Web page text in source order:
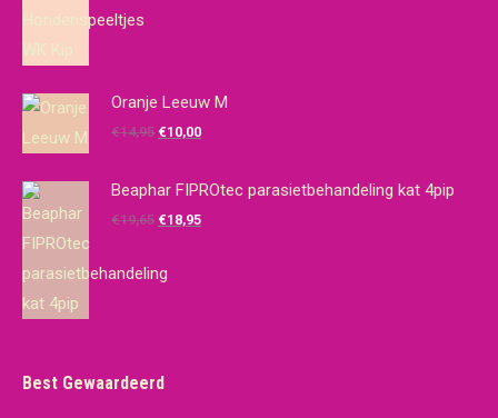
Oranje Leeuw M
€14,95 Oorspronkelijke
was:
€14,95.
€10,00Huidige
is:
€10,00.
Beaphar FIPROtec parasietbehandeling kat 4pip
€19,65 Oorspronkelijke
was:
€18,95Huidige
Best Gewaardeerd